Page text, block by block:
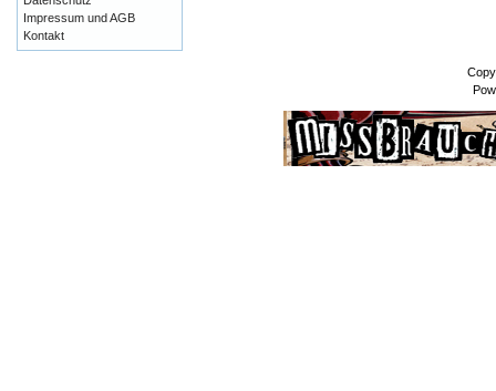
Impressum und AGB
Kontakt